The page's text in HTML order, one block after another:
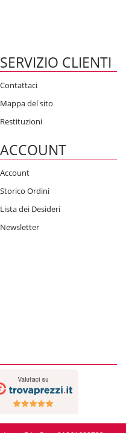
SERVIZIO CLIENTI
Contattaci
Mappa del sito
Restituzioni
ACCOUNT
Account
Storico Ordini
Lista dei Desideri
Newsletter